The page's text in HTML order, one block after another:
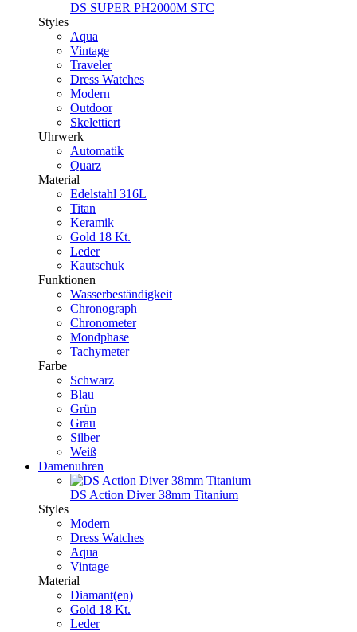
DS SUPER PH2000M STC
Styles
Aqua
Vintage
Traveler
Dress Watches
Modern
Outdoor
Skelettiert
Uhrwerk
Automatik
Quarz
Material
Edelstahl 316L
Titan
Keramik
Gold 18 Kt.
Leder
Kautschuk
Funktionen
Wasserbeständigkeit
Chronograph
Chronometer
Mondphase
Tachymeter
Farbe
Schwarz
Blau
Grün
Grau
Silber
Weiß
Damenuhren
DS Action Diver 38mm Titanium
Styles
Modern
Dress Watches
Aqua
Vintage
Material
Diamant(en)
Gold 18 Kt.
Leder